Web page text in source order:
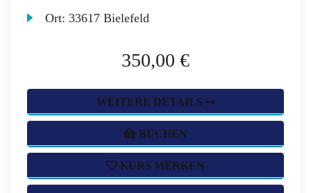
Ort:33617 Bielefeld
350,00 €
WEITERE DETAILS ➞
BUCHEN
KURS MERKEN